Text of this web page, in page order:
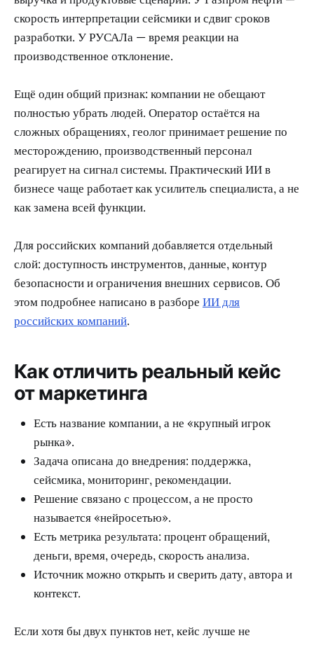
скорость интерпретации сейсмики и сдвиг сроков
разработки. У РУСАЛа — время реакции на
производственное отклонение.
Ещё один общий признак: компании не обещают
полностью убрать людей. Оператор остаётся на
сложных обращениях, геолог принимает решение по
месторождению, производственный персонал
реагирует на сигнал системы. Практический ИИ в
бизнесе чаще работает как усилитель специалиста, а не
как замена всей функции.
Для российских компаний добавляется отдельный
слой: доступность инструментов, данные, контур
безопасности и ограничения внешних сервисов. Об
этом подробнее написано в разборе ИИ для
российских компаний.
Как отличить реальный кейс
от маркетинга
Есть название компании, а не «крупный игрок
рынка».
Задача описана до внедрения: поддержка,
сейсмика, мониторинг, рекомендации.
Решение связано с процессом, а не просто
называется «нейросетью».
Есть метрика результата: процент обращений,
деньги, время, очередь, скорость анализа.
Источник можно открыть и сверить дату, автора и
контекст.
Если хотя бы двух пунктов нет, кейс лучше не